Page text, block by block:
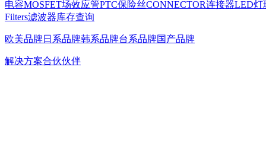
电容MOSFET场效应管PTC保险丝CONNECTOR连接器LED灯
Filters滤波器库存查询
欧美品牌日系品牌韩系品牌台系品牌国产品牌
解决方案合伙伙伴